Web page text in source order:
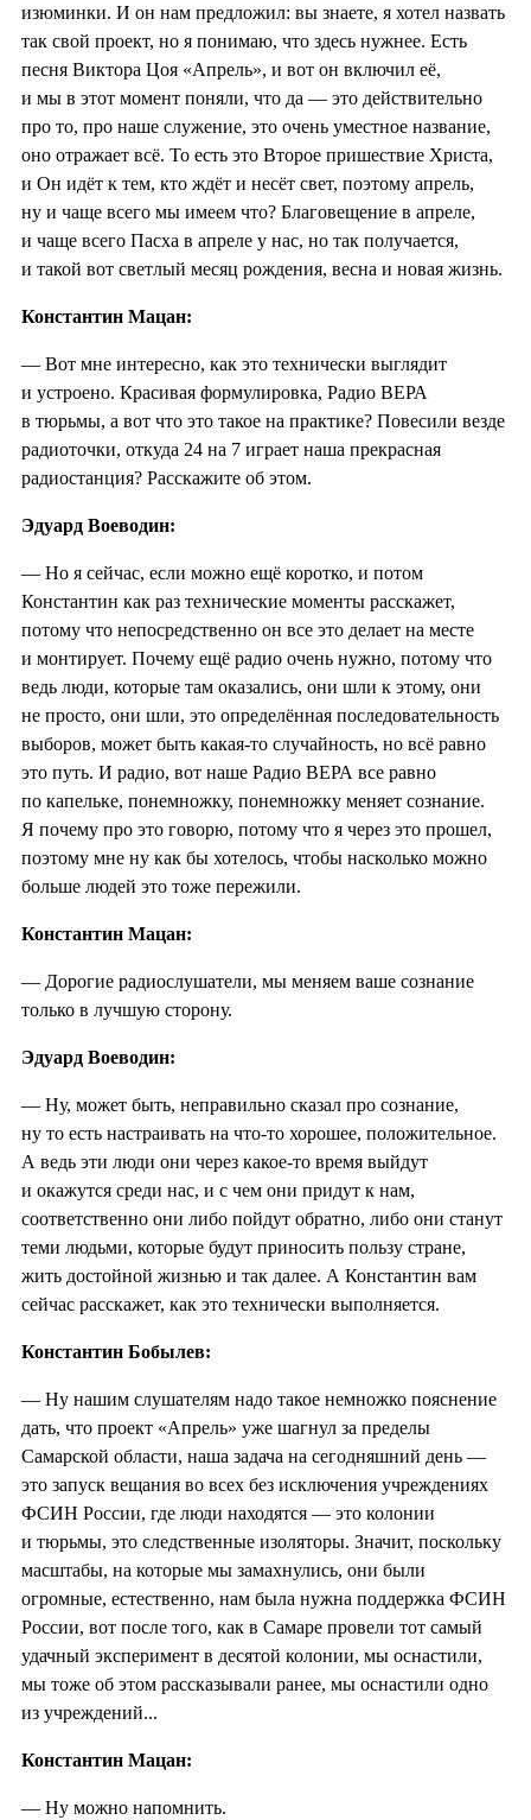
изюминки. И он нам предложил: вы знаете, я хотел назвать
так свой проект, но я понимаю, что здесь нужнее. Есть
песня Виктора Цоя «Апрель», и вот он включил её,
и мы в этот момент поняли, что да — это действительно
про то, про наше служение, это очень уместное название,
оно отражает всё. То есть это Второе пришествие Христа,
и Он идёт к тем, кто ждёт и несёт свет, поэтому апрель,
ну и чаще всего мы имеем что? Благовещение в апреле,
и чаще всего Пасха в апреле у нас, но так получается,
и такой вот светлый месяц рождения, весна и новая жизнь.
Константин Мацан:
— Вот мне интересно, как это технически выглядит
и устроено. Красивая формулировка, Радио ВЕРА
в тюрьмы, а вот что это такое на практике? Повесили везде
радиоточки, откуда 24 на 7 играет наша прекрасная
радиостанция? Расскажите об этом.
Эдуард Воеводин:
— Но я сейчас, если можно ещё коротко, и потом
Константин как раз технические моменты расскажет,
потому что непосредственно он все это делает на месте
и монтирует. Почему ещё радио очень нужно, потому что
ведь люди, которые там оказались, они шли к этому, они
не просто, они шли, это определённая последовательность
выборов, может быть какая-то случайность, но всё равно
это путь. И радио, вот наше Радио ВЕРА все равно
по капельке, понемножку, понемножку меняет сознание.
Я почему про это говорю, потому что я через это прошел,
поэтому мне ну как бы хотелось, чтобы насколько можно
больше людей это тоже пережили.
Константин Мацан:
— Дорогие радиослушатели, мы меняем ваше сознание
только в лучшую сторону.
Эдуард Воеводин:
— Ну, может быть, неправильно сказал про сознание,
ну то есть настраивать на что-то хорошее, положительное.
А ведь эти люди они через какое-то время выйдут
и окажутся среди нас, и с чем они придут к нам,
соответственно они либо пойдут обратно, либо они станут
теми людьми, которые будут приносить пользу стране,
жить достойной жизнью и так далее. А Константин вам
сейчас расскажет, как это технически выполняется.
Константин Бобылев:
— Ну нашим слушателям надо такое немножко пояснение
дать, что проект «Апрель» уже шагнул за пределы
Самарской области, наша задача на сегодняшний день —
это запуск вещания во всех без исключения учреждениях
ФСИН России, где люди находятся — это колонии
и тюрьмы, это следственные изоляторы. Значит, поскольку
масштабы, на которые мы замахнулись, они были
огромные, естественно, нам была нужна поддержка ФСИН
России, вот после того, как в Самаре провели тот самый
удачный эксперимент в десятой колонии, мы оснастили,
мы тоже об этом рассказывали ранее, мы оснастили одно
из учреждений...
Константин Мацан:
— Ну можно напомнить.